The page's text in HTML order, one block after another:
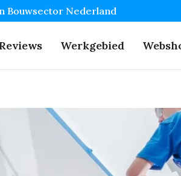
Bouwsector Nederland
Werkgebied